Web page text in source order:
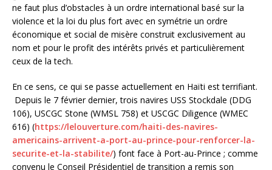
ne faut plus d’obstacles à un ordre international basé sur la
violence et la loi du plus fort avec en symétrie un ordre
économique et social de misère construit exclusivement au
nom et pour le profit des intérêts privés et particulièrement
ceux de la tech.
En ce sens, ce qui se passe actuellement en Haïti est terrifiant.
Depuis le 7 février dernier, trois navires USS Stockdale (DDG
106), USCGC Stone (WMSL 758) et USCGC Diligence (WMEC
616) (https://lelouverture.com/haiti-des-navires-
americains-arrivent-a-port-au-prince-pour-renforcer-la-
securite-et-la-stabilite/) font face à Port-au-Prince ; comme
convenu le Conseil Présidentiel de transition a remis son